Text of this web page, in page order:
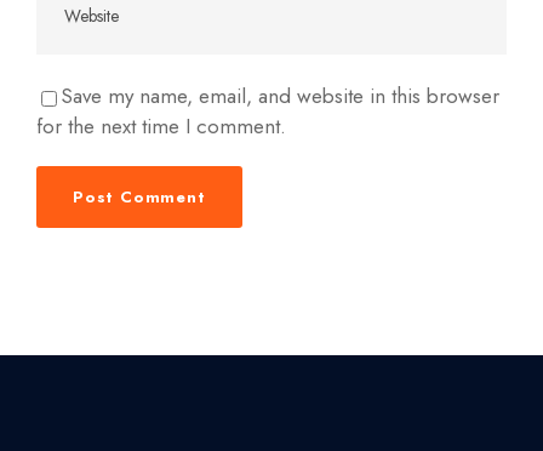
Save my name, email, and website in this browser
for the next time I comment.